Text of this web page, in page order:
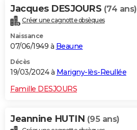
Jacques DESJOURS (74 ans)
Créer une cagnotte obsèques
Naissance
07/06/1949 à Beaune
Décès
19/03/2024 à Marigny-lès-Reullée
Famille DESJOURS
Jeannine HUTIN (95 ans)